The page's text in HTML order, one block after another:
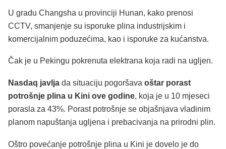
U gradu Changsha u provinciji Hunan, kako prenosi
CCTV, smanjenje su isporuke plina industrijskim i
komercijalnim poduzećima, kao i isporuke za kućanstva.
Čak je u Pekingu pokrenuta elektrana koja radi na ugljen.
Nasdaq javlja da situaciju pogoršava oštar porast
potrošnje plina u Kini ove godine, koja je u 10 mjeseci
porasla za 43%. Porast potrošnje se objašnjava vladinim
planom napuštanja ugljena i prebacivanja na prirodni plin.
Oštro povećanje potrošnje plina u Kini je dovelo je do